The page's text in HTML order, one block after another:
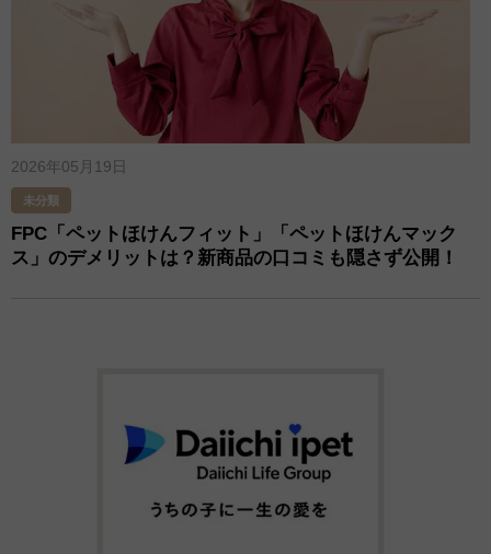
2026年05月19日
未分類
FPC「ペットほけんフィット」「ペットほけんマック
ス」のデメリットは？新商品の口コミも隠さず公開！